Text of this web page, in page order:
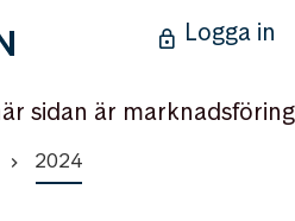
Logga in
sidan är marknadsföring
2024